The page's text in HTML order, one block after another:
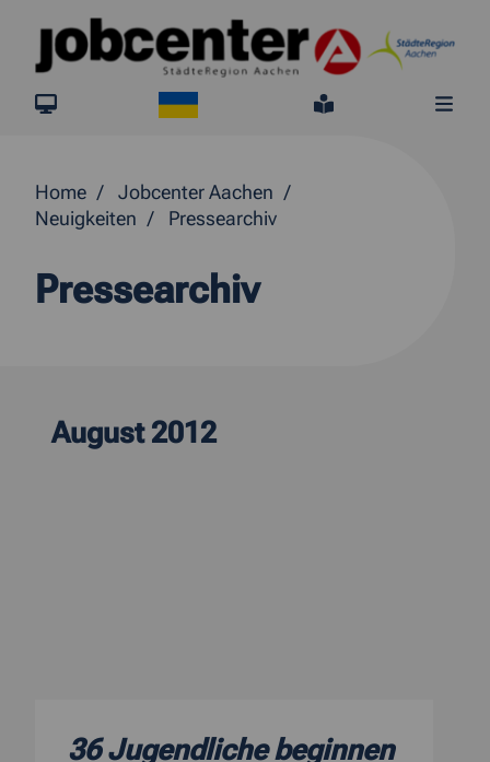
Springe direkt zum Inhalt
jobcenter.digital
Leichte
Home
Jobcenter Aachen
Neuigkeiten
Pressearchiv
Pressearchiv
August 2012
36 Jugendliche beginnen